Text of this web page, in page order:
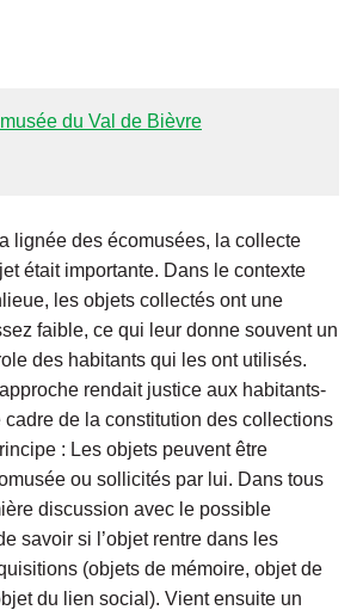
du Val de Bièvre
lignée des écomusées, la collecte
était importante. Dans le contexte
les objets collectés ont une
faible, ce qui leur donne souvent un
des habitants qui les ont utilisés.
rendait justice aux habitants-
cadre de la constitution des collections
: Les objets peuvent être
ou sollicités par lui. Dans tous
discussion avec le possible
savoir si l’objet rentre dans les
(objets de mémoire, objet de
du lien social). Vient ensuite un